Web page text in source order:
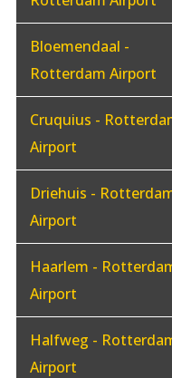
Bloemendaal -
Rotterdam Airport
Cruquius -
Airport
Driehuis -
Airport
Haarlem -
Airport
Halfweg -
Airport